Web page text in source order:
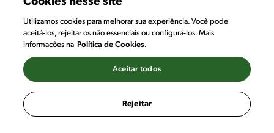
Utilizamos cookies para melhorar sua experiência. Você pode
aceitá-los, rejeitar os não essenciais ou configurá-los. Mais
informações na Política de Cookies.
Rejeitar
Aceitar todos